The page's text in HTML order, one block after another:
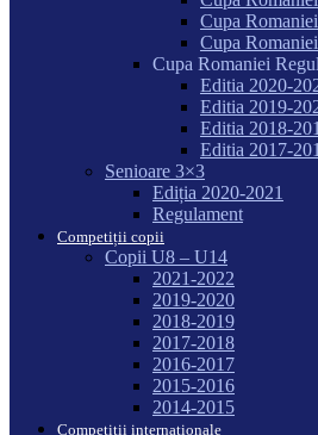
Cupa
Cupa
Cupa Romaniei
Editia 2020-
Editia 2019-
Editia 2018-
Editia 2017-
Senioare 3×3
Ediția 2020-2021
Regulament
Competiții copii
Copii U8 – U14
2021-2022
2019-2020
2018-2019
2017-2018
2016-2017
2015-2016
2014-2015
Competiții internaționale